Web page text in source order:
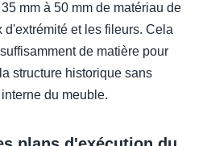
mm à 50 mm de matériau de
et les fileurs. Cela
de matière pour
structure historique sans
du meuble.